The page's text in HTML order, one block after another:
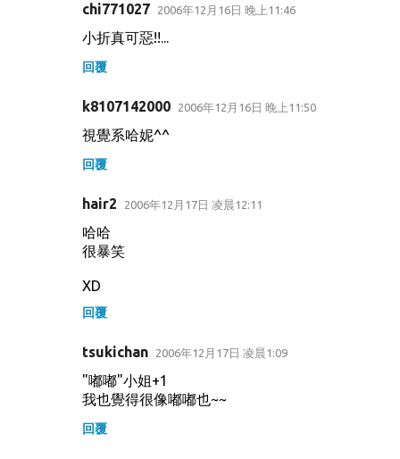
chi771027 2006年12月16日 晚上11:46
小折真可惡!!...
回覆
k8107142000 2006年12月16日 晚上11:50
視覺系哈妮^^
回覆
hair2 2006年12月17日 凌晨12:11
哈哈
很暴笑
XD
回覆
tsukichan 2006年12月17日 凌晨1:09
"嘟嘟"小姐+1
我也覺得很像嘟嘟也~~
回覆